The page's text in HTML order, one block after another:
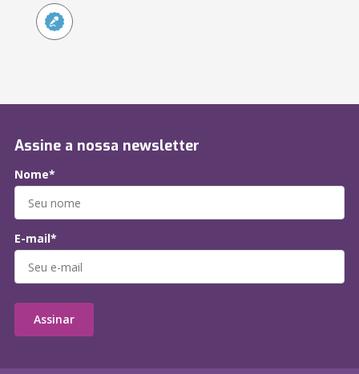
Assine a nossa newsletter
Nome*
E-mail*
Assinar